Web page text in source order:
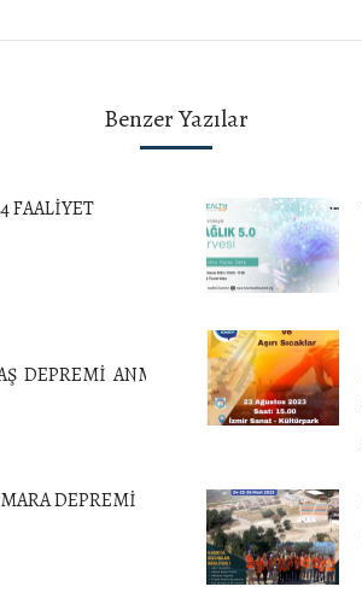
Benzer Yazılar
FAALİYET
DEPREMİ ANMA PROGRAMI
DEPREMİ